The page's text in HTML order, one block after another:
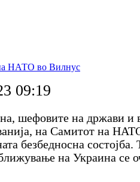
НАТО во Вилнус
09:19
шефовите на држави
на Самитот на
безбедносна
на Украина се